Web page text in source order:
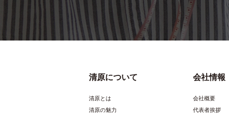
清原について
清原とは
清原の魅力
会社情報
会社概要
代表者挨拶